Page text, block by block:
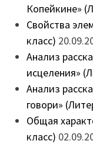
Копейкине»
Свойства
класс)
Анализ
исцеления»
Анализ
говори»
Общая
класс)